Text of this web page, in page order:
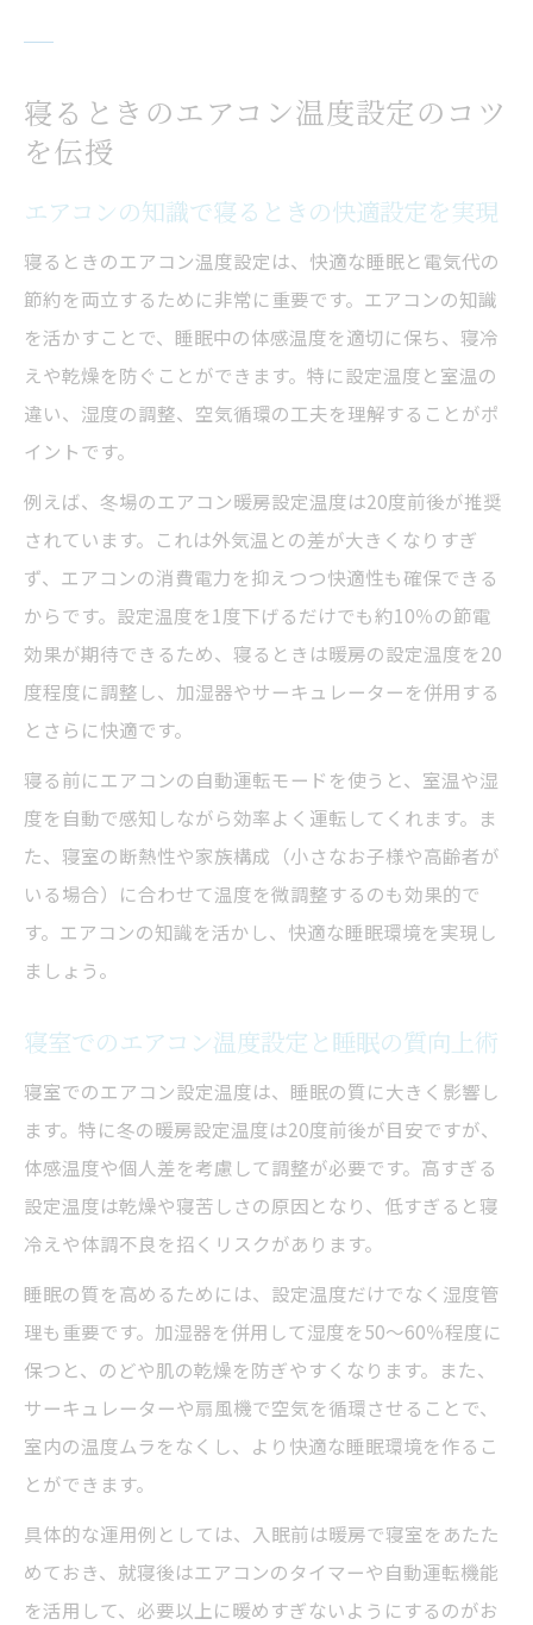
寝るときのエアコン温度設定のコツ
を伝授
エアコンの知識で寝るときの快適設定を実現
寝るときのエアコン温度設定は、快適な睡眠と電気代の
節約を両立するために非常に重要です。エアコンの知識
を活かすことで、睡眠中の体感温度を適切に保ち、寝冷
えや乾燥を防ぐことができます。特に設定温度と室温の
違い、湿度の調整、空気循環の工夫を理解することがポ
イントです。
例えば、冬場のエアコン暖房設定温度は20度前後が推奨
されています。これは外気温との差が大きくなりすぎ
ず、エアコンの消費電力を抑えつつ快適性も確保できる
からです。設定温度を1度下げるだけでも約10％の節電
効果が期待できるため、寝るときは暖房の設定温度を20
度程度に調整し、加湿器やサーキュレーターを併用する
とさらに快適です。
寝る前にエアコンの自動運転モードを使うと、室温や湿
度を自動で感知しながら効率よく運転してくれます。ま
た、寝室の断熱性や家族構成（小さなお子様や高齢者が
いる場合）に合わせて温度を微調整するのも効果的で
す。エアコンの知識を活かし、快適な睡眠環境を実現し
ましょう。
寝室でのエアコン温度設定と睡眠の質向上術
寝室でのエアコン設定温度は、睡眠の質に大きく影響し
ます。特に冬の暖房設定温度は20度前後が目安ですが、
体感温度や個人差を考慮して調整が必要です。高すぎる
設定温度は乾燥や寝苦しさの原因となり、低すぎると寝
冷えや体調不良を招くリスクがあります。
睡眠の質を高めるためには、設定温度だけでなく湿度管
理も重要です。加湿器を併用して湿度を50～60％程度に
保つと、のどや肌の乾燥を防ぎやすくなります。また、
サーキュレーターや扇風機で空気を循環させることで、
室内の温度ムラをなくし、より快適な睡眠環境を作るこ
とができます。
具体的な運用例としては、入眠前は暖房で寝室をあたた
めておき、就寝後はエアコンのタイマーや自動運転機能
を活用して、必要以上に暖めすぎないようにするのがお